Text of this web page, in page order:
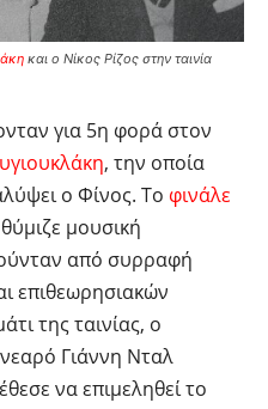
και ο Νίκος Ρίζος στην ταινία
για 5η φορά στον
, την οποία
ο Φίνος. Το φινάλε
μουσική
από συρραφή
επιθεωρησιακών
της ταινίας, ο
Γιάννη Νταλ
να επιμεληθεί το